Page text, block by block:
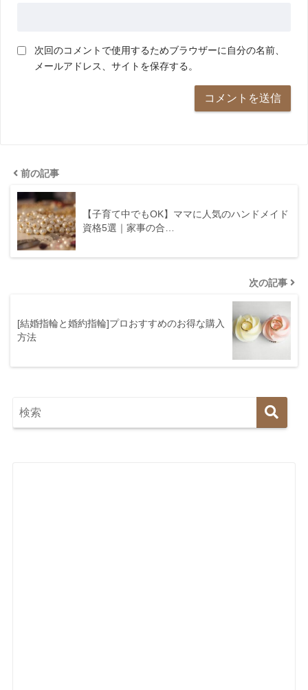
次回のコメントで使用するためブラウザーに自分の名前、
メールアドレス、サイトを保存する。
前の記事
【子育て中でもOK】ママに人気のハンドメイド
資格5選｜家事の合…
次の記事
[結婚指輪と婚約指輪]プロおすすめのお得な購入
方法